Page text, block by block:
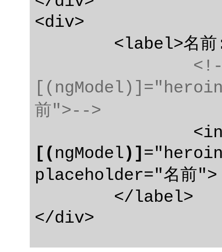
<div>
前">-->
[( ngModel)]
placeholder="名前">